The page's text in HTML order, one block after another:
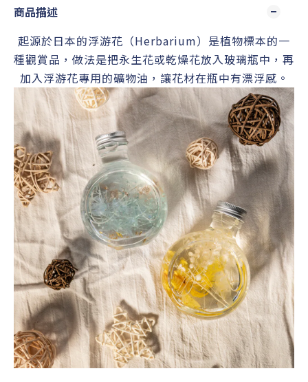
商品描述
起源於日本的浮游花（Herbarium）是植物標本的一
種觀賞品，做法是把永生花或乾燥花放入玻璃瓶中，再
加入浮游花專用的礦物油，讓花材在瓶中有漂浮感。